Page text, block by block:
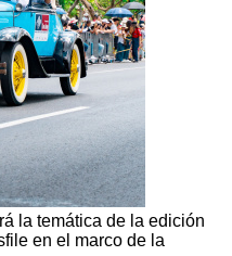
la temática de la edición
en el marco de la